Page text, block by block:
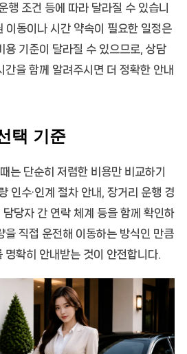
행 조건 등에 따라 달라질 수 있습니
동이나 시간 약속이 필요한 일정은
용 기준이 달라질 수 있으므로, 상담
간을 함께 알려주시면 더 정확한 안내
택 기준
는 단순히 저렴한 비용만 비교하기
인수·인계 절차 안내, 장거리 운행 경
당자 간 연락 체계 등을 함께 확인하
을 직접 운전해 이동하는 방식인 만큼
확히 안내받는 것이 안전합니다.